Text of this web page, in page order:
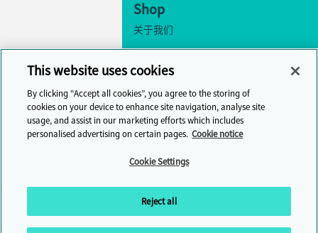
Shop
关于我们
联系我们
帮助中心
Cambridge One
This website uses cookies
By clicking “Accept all cookies”, you agree to the storing of
cookies on your device to enhance site navigation, analyse site
usage, and assist in our marketing efforts which includes
personalised advertising on certain pages. Cookie notice
Cookie Settings
Reject all